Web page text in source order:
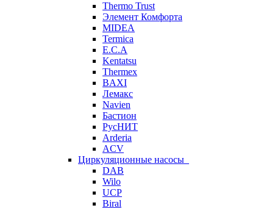
Thermo Trust
Элемент Комфорта
MIDEA
Termica
E.C.A
Kentatsu
Thermex
BAXI
Лемакс
Navien
Бастион
РусНИТ
Arderia
ACV
Циркуляционные насосы
DAB
Wilo
UCP
Biral